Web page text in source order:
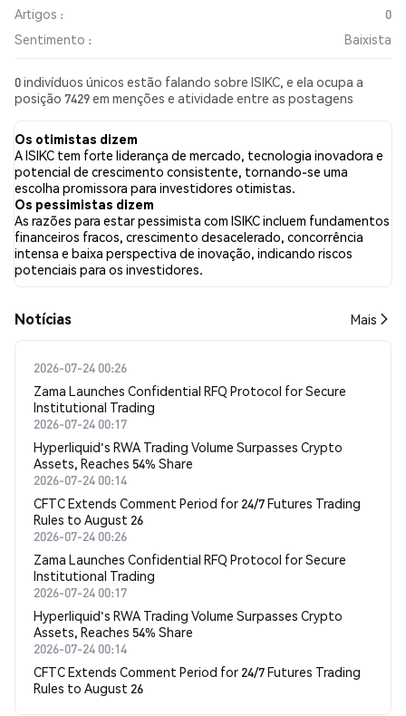
Artigos :
0
Sentimento :
Baixista
0 indivíduos únicos estão falando sobre ISIKC, e ela ocupa a
posição 7429 em menções e atividade entre as postagens
ISIKC em todas as redes sociais foi Baixista. Por fim, foram
publicados 0 artigos de notícias sobre ISIKC. No Twitter, NaN%
dos tweets apresentaram um sentimento otimista em
comparação com NaN% dos tweets com sentimento pessimista
sobre ISIKC. NaN% dos tweets foram neutros em relação a
ISIKC. Esses sentimentos são baseados em 0 tweets.
Os otimistas dizem
A ISIKC tem forte liderança de mercado, tecnologia inovadora e
potencial de crescimento consistente, tornando-se uma
escolha promissora para investidores otimistas.
Os pessimistas dizem
As razões para estar pessimista com ISIKC incluem fundamentos
financeiros fracos, crescimento desacelerado, concorrência
intensa e baixa perspectiva de inovação, indicando riscos
potenciais para os investidores.
​​Notícias​​ Mais
2026-07-24 00:26
Zama Launches Confidential RFQ Protocol for Secure
Institutional Trading
2026-07-24 00:17
Hyperliquid's RWA Trading Volume Surpasses Crypto
Assets, Reaches 54% Share
2026-07-24 00:14
CFTC Extends Comment Period for 24/7 Futures Trading
Rules to August 26
2026-07-24 00:26
Zama Launches Confidential RFQ Protocol for Secure
Institutional Trading
2026-07-24 00:17
Hyperliquid's RWA Trading Volume Surpasses Crypto
Assets, Reaches 54% Share
2026-07-24 00:14
CFTC Extends Comment Period for 24/7 Futures Trading
Rules to August 26